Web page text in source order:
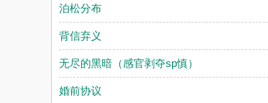
泊松分布
背信弃义
无尽的黑暗（感官剥夺sp慎）
婚前协议